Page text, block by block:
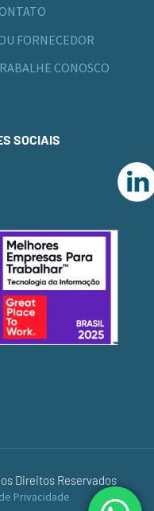
FORNECEDOR
CONOSCO
SOCIAIS
Direitos Reservados
Privacidade